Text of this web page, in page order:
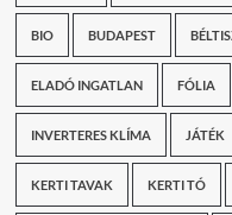
BIO BUDAPEST
ELADÓ INGATLAN FÓLIA
INVERTERES KLÍMA JÁTÉK
KERTI TAVAK KERTI TÓ